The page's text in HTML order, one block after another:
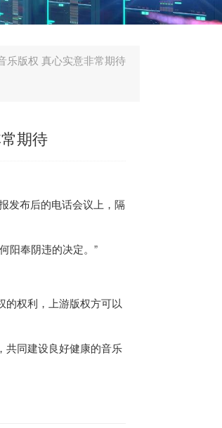
乐版权 真心实意非常期待
期待
发布后的电话会议上，隔
阳奉阴违的决定。”
的权利，上游版权方可以
共同建设良好健康的音乐